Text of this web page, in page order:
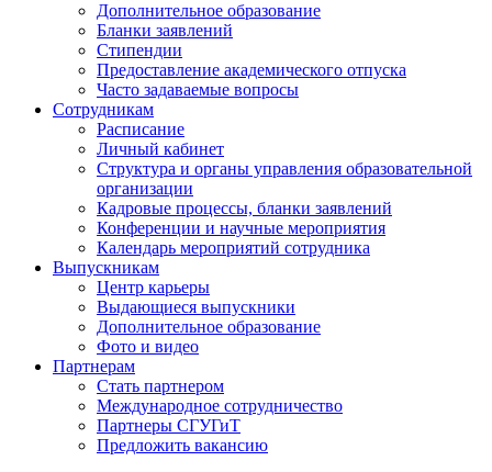
Дополнительное образование
Бланки заявлений
Стипендии
Предоставление академического отпуска
Часто задаваемые вопросы
Сотрудникам
Расписание
Личный кабинет
Структура и органы управления образовательной
организации
Кадровые процессы, бланки заявлений
Конференции и научные мероприятия
Календарь мероприятий сотрудника
Выпускникам
Центр карьеры
Выдающиеся выпускники
Дополнительное образование
Фото и видео
Партнерам
Стать партнером
Международное сотрудничество
Партнеры СГУГиТ
Предложить вакансию